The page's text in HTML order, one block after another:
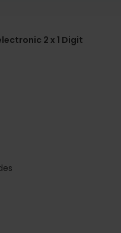
2 x 1 Digit